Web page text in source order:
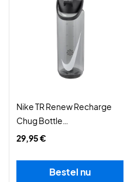
Nike TR Renew Recharge
Chug Bottle
Anthracite/Black/White
29,95 €
Bestel nu